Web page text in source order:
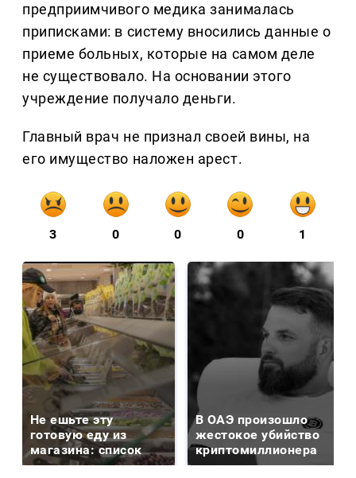
предприимчивого медика занималась
приписками: в систему вносились данные о
приеме больных, которые на самом деле
не существовало. На основании этого
учреждение получало деньги.
Главный врач не признал своей вины, на
его имущество наложен арест.
3 0 0 0 1
Не ешьте эту
готовую еду из
магазина: список
В ОАЭ произошло
жестокое убийство
криптомиллионера